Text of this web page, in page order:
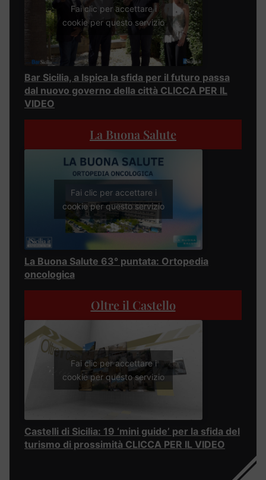
Fai clic per accettare i
cookie per questo servizio
Bar Sicilia, a Ispica la sfida per il futuro passa
dal nuovo governo della città CLICCA PER IL
VIDEO
La Buona Salute
Fai clic per accettare i
cookie per questo servizio
La Buona Salute 63° puntata: Ortopedia
oncologica
Oltre il Castello
Fai clic per accettare i
cookie per questo servizio
Castelli di Sicilia: 19 ‘mini guide’ per la sfida del
turismo di prossimità CLICCA PER IL VIDEO